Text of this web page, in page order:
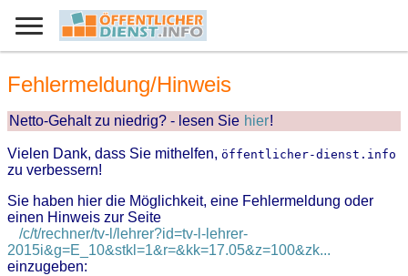
Fehlermeldung/Hinweis
Netto-Gehalt zu niedrig? - lesen Sie hier!
Vielen Dank, dass Sie mithelfen, öffentlicher-dienst.info
zu verbessern!
Sie haben hier die Möglichkeit, eine Fehlermeldung oder
einen Hinweis zur Seite
/c/t/rechner/tv-l/lehrer?id=tv-l-lehrer-
2015i&g=E_10&stkl=1&r=&kk=17.05&z=100&zk...
einzugeben: